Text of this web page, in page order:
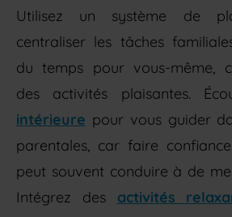
Utilisez un système de
centraliser les tâches
du temps pour vous-même,
des activités plaisantes.
intérieure pour vous guider
parentales, car faire
peut souvent conduire à de
Intégrez des activités